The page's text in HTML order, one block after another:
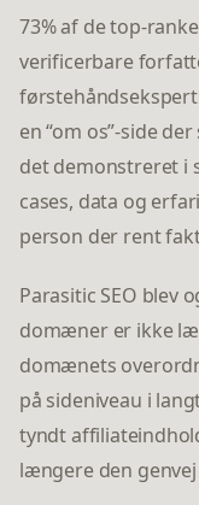
73% af de top-
verificerbare
en “om os”-side
det demonstreret i
cases, data og
person der rent
Parasitic SEO blev
domæner er ikke
domænets
på sideniveau i
tyndt
længere den genvej